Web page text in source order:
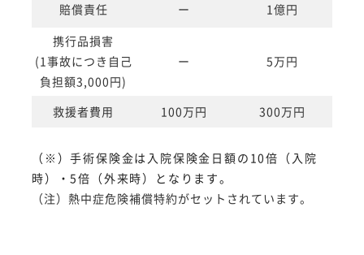
賠償責任 ー
1億円
携行品損害
(1事故につき自己
負担額3,000円)
ー 5万円
救援者費用 100万円 300万円
（ ※ ）手術保険金は入院保険金日額の 10倍（入院
時）・5倍（外来時）となります。
（注）熱中症危険補償特約がセットされています。